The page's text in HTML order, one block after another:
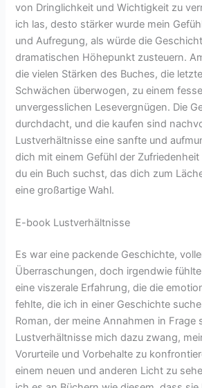
von Dringlichkeit und Wichtigkeit zu
ich las, desto stärker wurde mein
und Aufregung, als würde die
dramatischen Höhepunkt zusteuern.
die vielen Stärken des Buches, die
Schwächen überwogen, zu einem
unvergesslichen Lesevergnügen. Die
durchdacht, und die kaufen sind
Lustverhältnisse eine sanfte und
dich mit einem Gefühl der
du ein Buch suchst, das dich zum
eine großartige Wahl.
E-book Lustverhältnisse
Es war eine packende Geschichte,
Überraschungen, doch irgendwie
eine viszerale Erfahrung, die die
fehlte, die ich in einer Geschichte
Roman, der meine Annahmen in Frage
Lustverhältnisse mich dazu zwang,
Vorurteile und Vorbehalte zu
einem neuen und anderen Licht zu